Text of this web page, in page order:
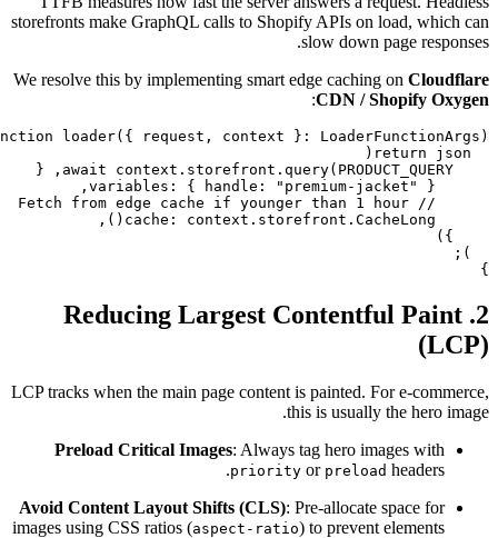
storefronts make GraphQL calls to Shopify
slow
We resolve this by implementing smart edge
:
2. Reducing Largest
LCP tracks when the main page content is
this is
Preload Critical Images: Always tag
priority
Avoid Content Layout Shifts (CLS): Pre-
images using CSS ratios (aspect-ratio